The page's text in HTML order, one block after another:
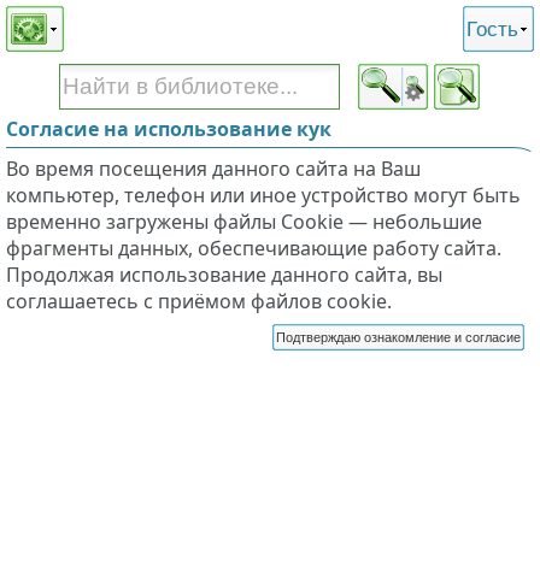
Этот сайт поддерживает
слабовидящих
Гость
Согласие на использование кук
Во время посещения данного сайта на Ваш
компьютер, телефон или иное устройство могут быть
временно загружены файлы Cookie — небольшие
фрагменты данных, обеспечивающие работу сайта.
Продолжая использование данного сайта, вы
соглашаетесь с приёмом файлов cookie.
Подтверждаю ознакомление и согласие